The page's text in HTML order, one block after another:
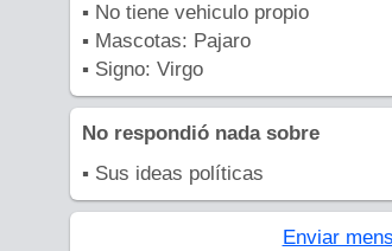
▪ No tiene vehiculo propio
▪ Mascotas: Pajaro
▪ Signo: Virgo
No respondió nada sobre
▪ Sus ideas políticas
Enviar